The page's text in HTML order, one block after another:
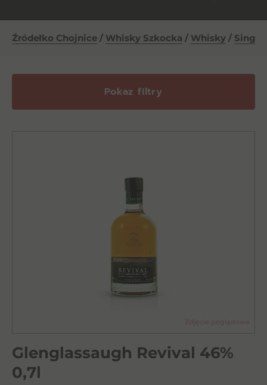
Źródełko Chojnice / Whisky Szkocka / Whisky / Single
Pokaz filtry
Glenglassaugh Revival 46%
0,7l